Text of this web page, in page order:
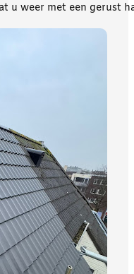
u weer met een gerust